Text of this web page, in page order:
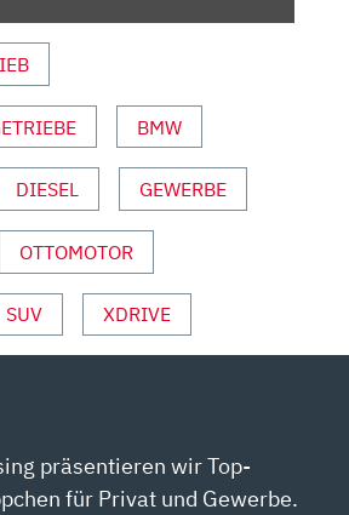
BMW
DIESEL GEWERBE
OTTOMOTOR
SUV XDRIVE
präsentieren wir Top-
für Privat und Gewerbe.